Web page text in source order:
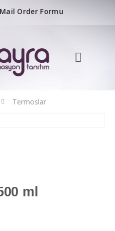
Mail Order Formu
Termoslar
ml